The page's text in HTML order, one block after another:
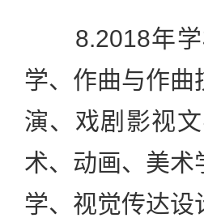
8.2018年学
学、作曲与作曲
演、戏剧影视
术、动画、美术
学、视觉传达设